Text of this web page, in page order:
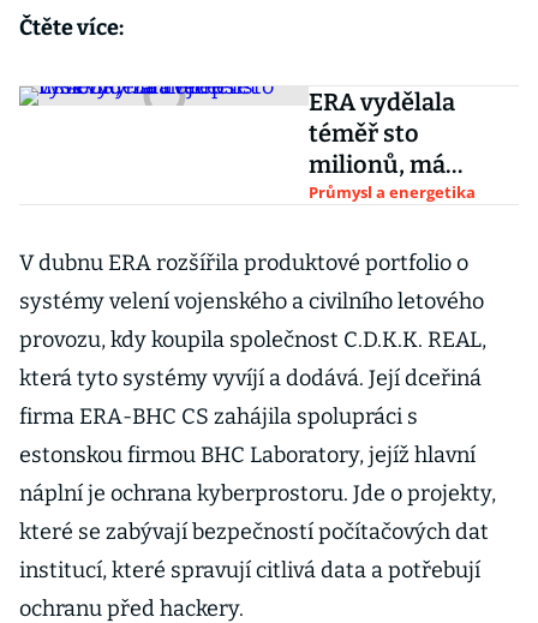
Čtěte více:
ERA vydělala
téměř sto
milionů, má
nejlepší výsledky
Průmysl a energetika
V dubnu ERA rozšířila produktové portfolio o
systémy velení vojenského a civilního letového
provozu, kdy koupila společnost C.D.K.K. REAL,
která tyto systémy vyvíjí a dodává. Její dceřiná
firma ERA-BHC CS zahájila spolupráci s
estonskou firmou BHC Laboratory, jejíž hlavní
náplní je ochrana kyberprostoru. Jde o projekty,
které se zabývají bezpečností počítačových dat
institucí, které spravují citlivá data a potřebují
ochranu před hackery.